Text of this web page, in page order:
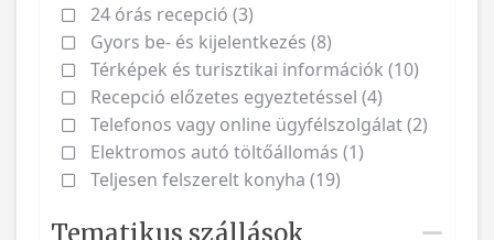
24 órás recepció (3)
Gyors be- és kijelentkezés (8)
Térképek és turisztikai információk (10)
Recepció előzetes egyeztetéssel (4)
Telefonos vagy online ügyfélszolgálat (2)
Elektromos autó töltőállomás (1)
Teljesen felszerelt konyha (19)
Tematikus szállások